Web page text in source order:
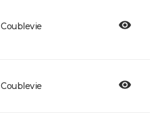
Coublevie
Coublevie